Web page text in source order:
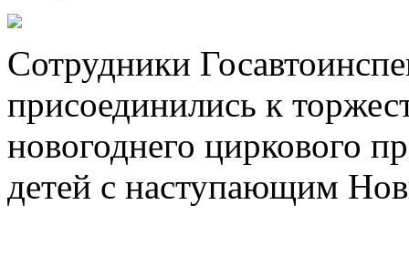
Сотрудники
присоединились к
новогоднего циркового
детей с наступающим